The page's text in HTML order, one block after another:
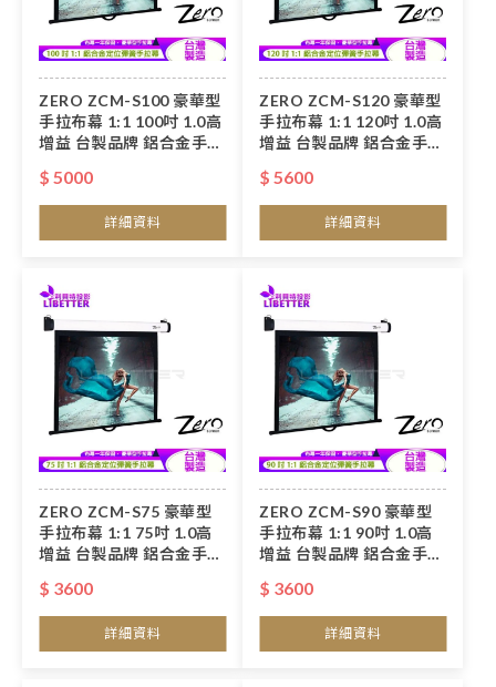
ZERO ZCM-S100 豪華型
手拉布幕 1:1 100吋 1.0高
增益 台製品牌 鋁合金手拉
$ 5000
詳細資料
ZERO ZCM-S120 豪華型
手拉布幕 1:1 120吋 1.0高
增益 台製品牌 鋁合金手拉
$ 5600
詳細資料
ZERO ZCM-S75 豪華型
手拉布幕 1:1 75吋 1.0高
增益 台製品牌 鋁合金手拉
$ 3600
詳細資料
ZERO ZCM-S90 豪華型
手拉布幕 1:1 90吋 1.0高
增益 台製品牌 鋁合金手拉
$ 3600
詳細資料